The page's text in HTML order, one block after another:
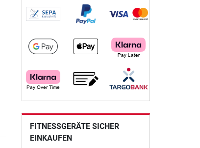
FITNESSGERÄTE SICHER
EINKAUFEN